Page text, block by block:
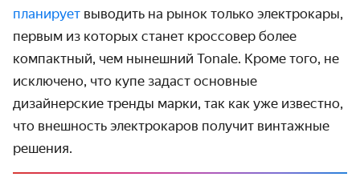
планирует выводить на рынок только электрокары,
первым из которых станет кроссовер более
компактный, чем нынешний Tonale. Кроме того, не
исключено, что купе задаст основные
дизайнерские тренды марки, так как уже известно,
что внешность электрокаров получит винтажные
решения.